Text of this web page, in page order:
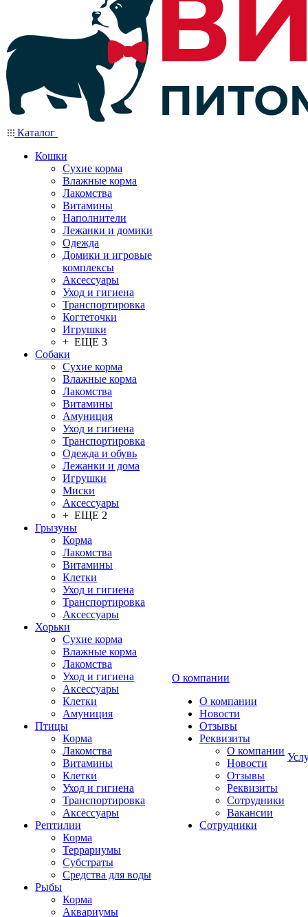
Каталог
Кошки
Сухие корма
Влажные корма
Лакомства
Витамины
Наполнители
Лежанки и домики
Одежда
Домики и игровые
комплексы
Аксессуары
Уход и гигиена
Транспортировка
Когтеточки
Игрушки
+ ЕЩЕ 3
Собаки
Сухие корма
Влажные корма
Лакомства
Витамины
Амуниция
Уход и гигиена
Транспортировка
Одежда и обувь
Лежанки и дома
Игрушки
Миски
Аксессуары
+ ЕЩЕ 2
Грызуны
Корма
Лакомства
Витамины
Клетки
Уход и гигиена
Транспортировка
Аксессуары
Хорьки
Сухие корма
Влажные корма
Лакомства
Уход и гигиена
Аксессуары
Клетки
Амуниция
Птицы
Корма
Лакомства
Витамины
Клетки
Уход и гигиена
Транспортировка
Аксессуары
Рептилии
Корма
Террариумы
Субстраты
Средства для воды
Рыбы
Корма
Аквариумы
О компании
О компании
Новости
Отзывы
Реквизиты
О компании
Новости
Отзывы
Реквизиты
Сотрудники
Вакансии
Сотрудники